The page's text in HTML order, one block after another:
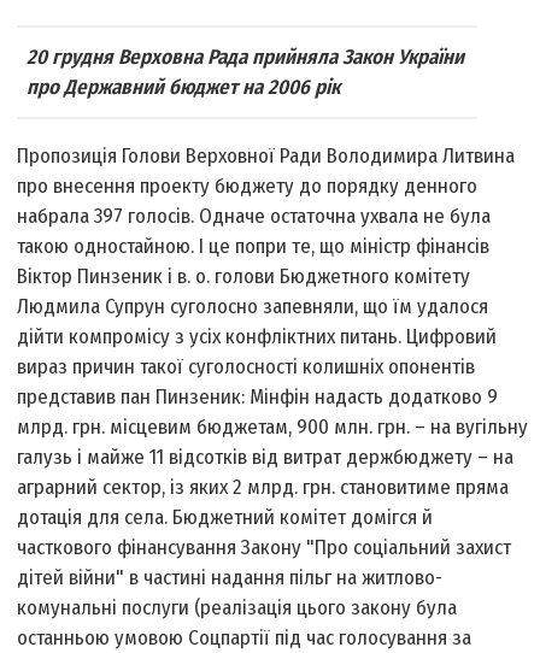
20 грудня Верховна Рада прийняла Закон України
про Державний бюджет на 2006 рік
Пропозиція Голови Верховної Ради Володимира Литвина
про внесення проекту бюджету до порядку денного
набрала 397 голосів. Одначе остаточна ухвала не була
такою одностайною. І це попри те, що міністр фінансів
Віктор Пинзеник і в. о. голови Бюджетного комітету
Людмила Супрун суголосно запевняли, що їм удалося
дійти компромісу з усіх конфліктних питань. Цифровий
вираз причин такої суголосності колишніх опонентів
представив пан Пинзеник: Мінфін надасть додатково 9
млрд. грн. місцевим бюджетам, 900 млн. грн. – на вугільну
галузь і майже 11 відсотків від витрат держбюджету – на
аграрний сектор, із яких 2 млрд. грн. становитиме пряма
дотація для села. Бюджетний комітет домігся й
часткового фінансування Закону "Про соціальний захист
дітей війни" в частині надання пільг на житлово-
комунальні послуги (реалізація цього закону була
останньою умовою Соцпартії під час голосування за